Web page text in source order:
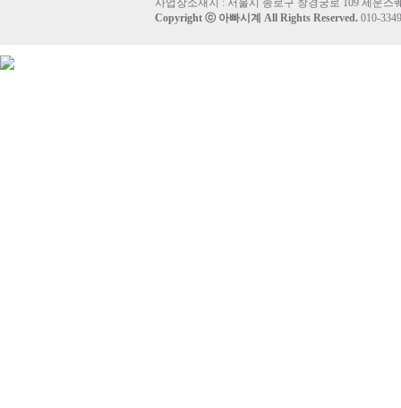
사업장소재지 : 서울시 종로구 창경궁로 109 세운스
Copyright ⓒ 아빠시계 All Rights Reserved. 010-